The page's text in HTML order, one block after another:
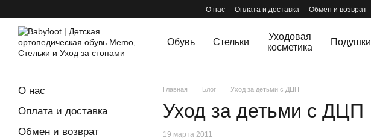
О нас Оплата и доставка Обмен и возврат
Обувь Стельки
Уходовая
косметика
Подушки
Главная Блог Уход за детьми с ДЦП
Уход за детьми с ДЦП
19 марта 2011
О нас
Оплата и доставка
Обмен и возврат